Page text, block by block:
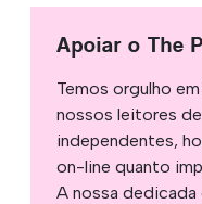
Apoiar o The
Temos orgulho
nossos leitores
independentes,
on-line quanto
A nossa dedicada